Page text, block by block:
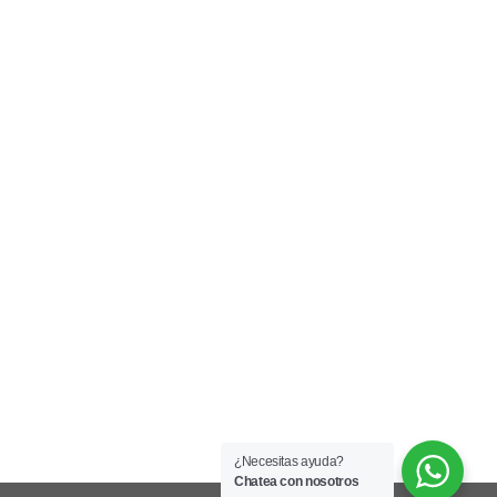
¿Necesitas ayuda?
Chatea con nosotros